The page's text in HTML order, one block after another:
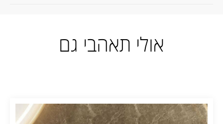
אולי תאהבי גם